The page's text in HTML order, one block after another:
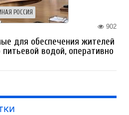
РОССИЯ
902
для обеспечения жителей
питьевой водой, оперативно